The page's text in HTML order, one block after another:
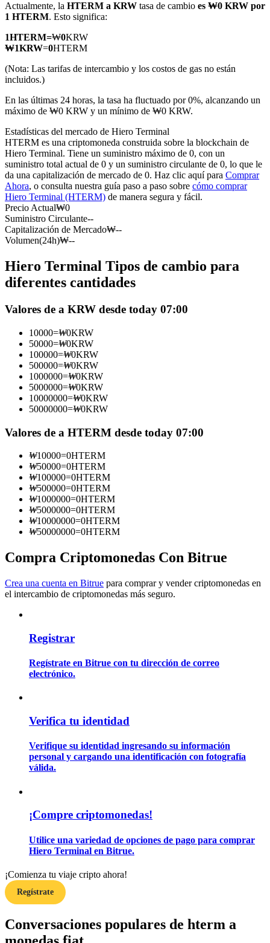
primas
Futuros del USDC
Futuros que utilizan USDC como garantía
Copiar Trading
Disfruta del reparto de beneficios y comisiones de copy trading
Información
Análisis de big data que incluye información comercial, etc.
Estrategias comerciales
Aprenda cómo mantenerse rentable
Actualmente, la HTERM a KRW tasa de cambio es ₩0 KRW por
1 HTERM. Esto significa:
1HTERM=₩0KRW
₩1KRW=0HTERM
(Nota: Las tarifas de intercambio y los costos de gas no están
incluidos.)
En las últimas 24 horas, la tasa ha fluctuado por 0%, alcanzando un
máximo de ₩0 KRW y un mínimo de ₩0 KRW.
Estadísticas del mercado de Hiero Terminal
HTERM es una criptomoneda construida sobre la blockchain de
Hiero Terminal. Tiene un suministro máximo de 0, con un
suministro total actual de 0 y un suministro circulante de 0, lo que le
da una capitalización de mercado de 0. Haz clic aquí para Comprar
Ahora, o consulta nuestra guía paso a paso sobre cómo comprar
Hiero Terminal (HTERM) de manera segura y fácil.
Precio Actual₩0
Suministro Circulante--
Capitalización de Mercado₩--
Volumen(24h)₩--
Hiero Terminal Tipos de cambio para
diferentes cantidades
Valores de a KRW desde today 07:00
10000=₩0KRW
50000=₩0KRW
100000=₩0KRW
500000=₩0KRW
1000000=₩0KRW
5000000=₩0KRW
10000000=₩0KRW
50000000=₩0KRW
Valores de a HTERM desde today 07:00
₩10000=0HTERM
₩50000=0HTERM
₩100000=0HTERM
₩500000=0HTERM
₩1000000=0HTERM
₩5000000=0HTERM
₩10000000=0HTERM
₩50000000=0HTERM
Compra Criptomonedas Con Bitrue
Crea una cuenta en Bitrue para comprar y vender criptomonedas en
el intercambio de criptomonedas más seguro.
Registrar
Regístrate en Bitrue con tu dirección de correo
electrónico.
Verifica tu identidad
Verifique su identidad ingresando su información
personal y cargando una identificación con fotografía
válida.
¡Compre criptomonedas!
Utilice una variedad de opciones de pago para comprar
Hiero Terminal en Bitrue.
¡Comienza tu viaje cripto ahora!
Regístrate
Conversaciones populares de hterm a